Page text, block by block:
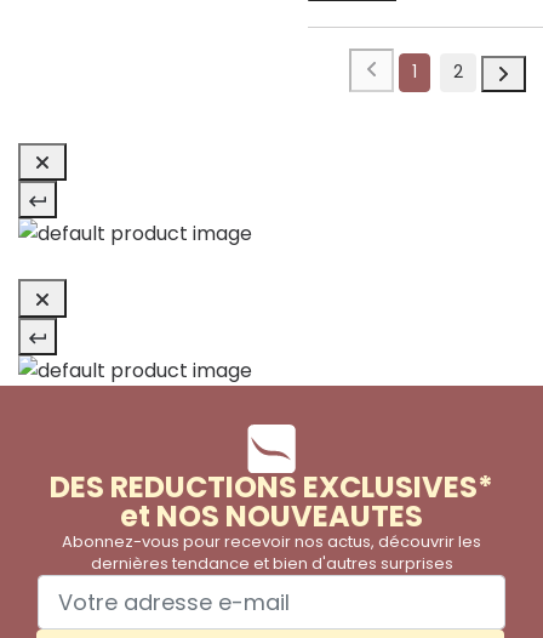
1 2
DES REDUCTIONS EXCLUSIVES*
et NOS NOUVEAUTES
Abonnez-vous pour recevoir nos actus, découvrir les
dernières tendance et bien d'autres surprises